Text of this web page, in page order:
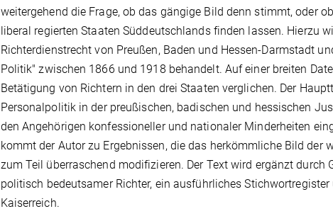
weitergehend die Frage, ob das gängige Bild denn stimmt, oder
liberal regierten Staaten Süddeutschlands finden lassen. Hierzu
Richterdienstrecht von Preußen, Baden und Hessen-Darmstadt
Politik" zwischen 1866 und 1918 behandelt. Auf einer breiten
Betätigung von Richtern in den drei Staaten verglichen. Der
Personalpolitik in der preußischen, badischen und hessischen
den Angehörigen konfessioneller und nationaler Minderheiten
kommt der Autor zu Ergebnissen, die das herkömmliche Bild
zum Teil überraschend modifizieren. Der Text wird ergänzt
politisch bedeutsamer Richter, ein ausführliches
Kaiserreich.